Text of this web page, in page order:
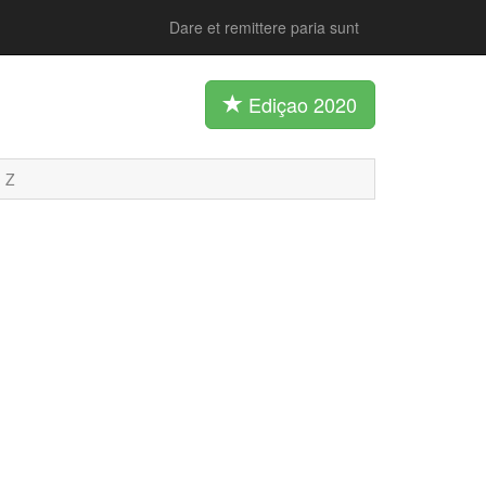
Dare et remittere paria sunt
Ediçao 2020
Z